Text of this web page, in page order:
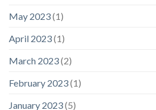
May 2023(1)
April 2023(1)
March 2023(2)
February 2023(1)
January 2023(5)